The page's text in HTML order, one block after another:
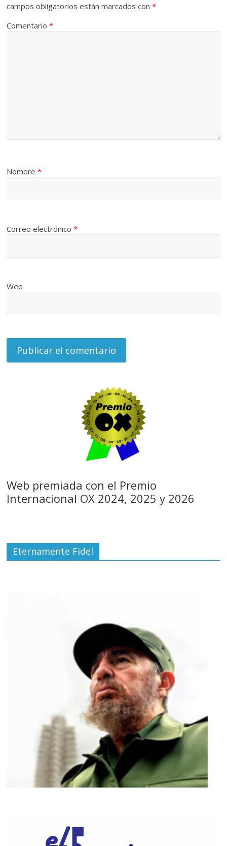
campos obligatorios están marcados con*
Comentario*
Nombre*
Correo electrónico*
Web
Web premiada con el Premio
Internacional OX 2024, 2025 y 2026
Eternamente Fidel